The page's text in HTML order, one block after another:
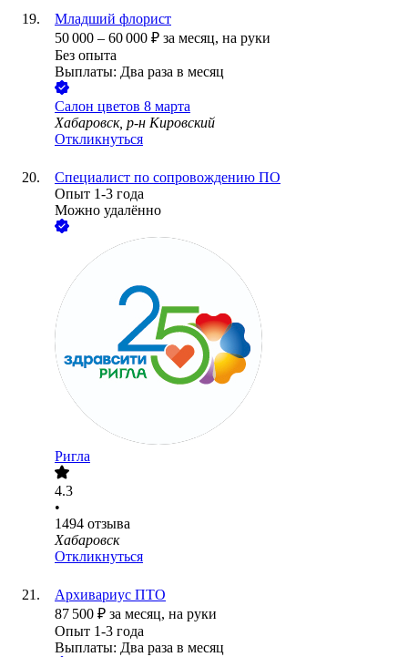
Младший флорист
50 000 – 60 000 ₽ за месяц, на руки
Без опыта
Выплаты: Два раза в месяц
Салон цветов 8 марта
Хабаровск, р-н Кировский
Откликнуться
Специалист по сопровождению ПО
Опыт 1-3 года
Можно удалённо
Ригла
4.3
•
1494 отзыва
Хабаровск
Откликнуться
Архивариус ПТО
87 500 ₽ за месяц, на руки
Опыт 1-3 года
Выплаты: Два раза в месяц